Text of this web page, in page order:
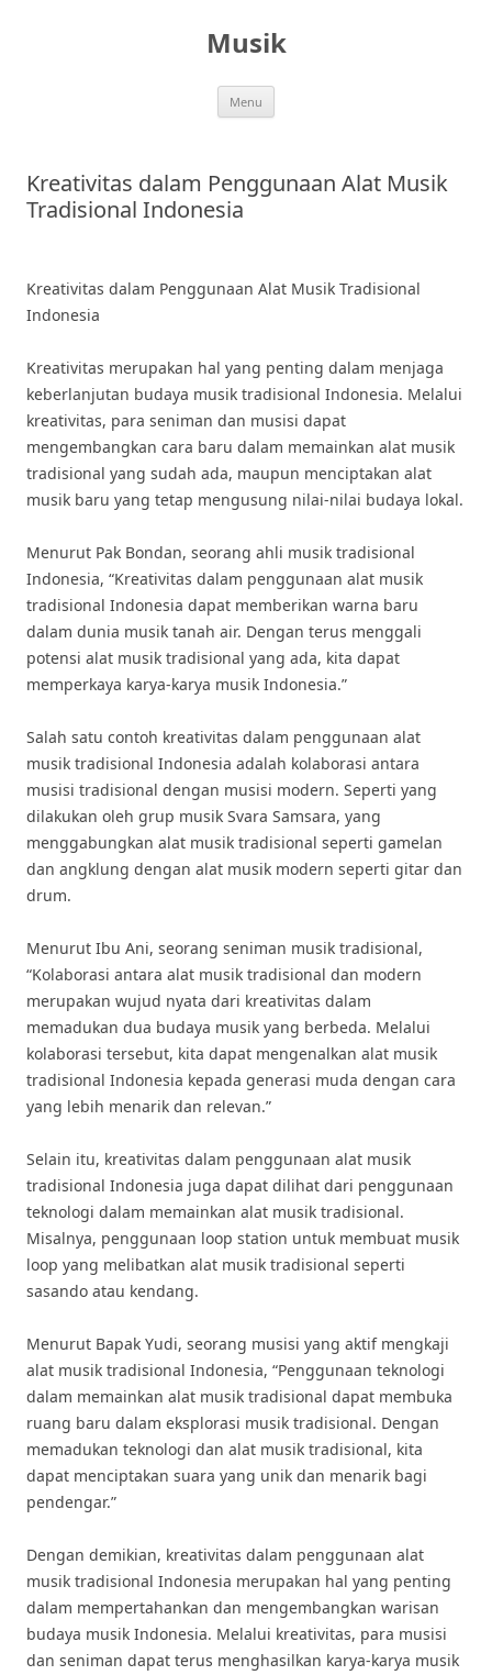
Musik
Menu
Kreativitas dalam Penggunaan Alat Musik
Tradisional Indonesia
Kreativitas dalam Penggunaan Alat Musik Tradisional
Indonesia
Kreativitas merupakan hal yang penting dalam menjaga
keberlanjutan budaya musik tradisional Indonesia. Melalui
kreativitas, para seniman dan musisi dapat
mengembangkan cara baru dalam memainkan alat musik
tradisional yang sudah ada, maupun menciptakan alat
musik baru yang tetap mengusung nilai-nilai budaya lokal.
Menurut Pak Bondan, seorang ahli musik tradisional
Indonesia, “Kreativitas dalam penggunaan alat musik
tradisional Indonesia dapat memberikan warna baru
dalam dunia musik tanah air. Dengan terus menggali
potensi alat musik tradisional yang ada, kita dapat
memperkaya karya-karya musik Indonesia.”
Salah satu contoh kreativitas dalam penggunaan alat
musik tradisional Indonesia adalah kolaborasi antara
musisi tradisional dengan musisi modern. Seperti yang
dilakukan oleh grup musik Svara Samsara, yang
menggabungkan alat musik tradisional seperti gamelan
dan angklung dengan alat musik modern seperti gitar dan
drum.
Menurut Ibu Ani, seorang seniman musik tradisional,
“Kolaborasi antara alat musik tradisional dan modern
merupakan wujud nyata dari kreativitas dalam
memadukan dua budaya musik yang berbeda. Melalui
kolaborasi tersebut, kita dapat mengenalkan alat musik
tradisional Indonesia kepada generasi muda dengan cara
yang lebih menarik dan relevan.”
Selain itu, kreativitas dalam penggunaan alat musik
tradisional Indonesia juga dapat dilihat dari penggunaan
teknologi dalam memainkan alat musik tradisional.
Misalnya, penggunaan loop station untuk membuat musik
loop yang melibatkan alat musik tradisional seperti
sasando atau kendang.
Menurut Bapak Yudi, seorang musisi yang aktif mengkaji
alat musik tradisional Indonesia, “Penggunaan teknologi
dalam memainkan alat musik tradisional dapat membuka
ruang baru dalam eksplorasi musik tradisional. Dengan
memadukan teknologi dan alat musik tradisional, kita
dapat menciptakan suara yang unik dan menarik bagi
pendengar.”
Dengan demikian, kreativitas dalam penggunaan alat
musik tradisional Indonesia merupakan hal yang penting
dalam mempertahankan dan mengembangkan warisan
budaya musik Indonesia. Melalui kreativitas, para musisi
dan seniman dapat terus menghasilkan karya-karya musik